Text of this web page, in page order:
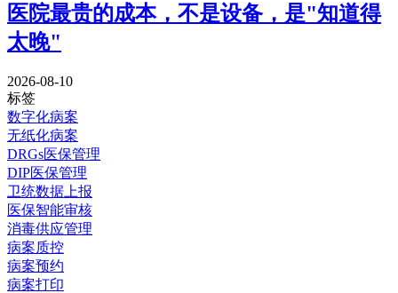
医院最贵的成本，不是设备，是"知道得
太晚"
2026-08-10
标签
数字化病案
无纸化病案
DRGs医保管理
DIP医保管理
卫统数据上报
医保智能审核
消毒供应管理
病案质控
病案预约
病案打印